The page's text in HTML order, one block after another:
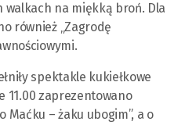
walkach na miękką broń. Dla
również „Zagrodę
spektakle kukiełkowe
11.00 zaprezentowano
Maćku – żaku ubogim”, a o